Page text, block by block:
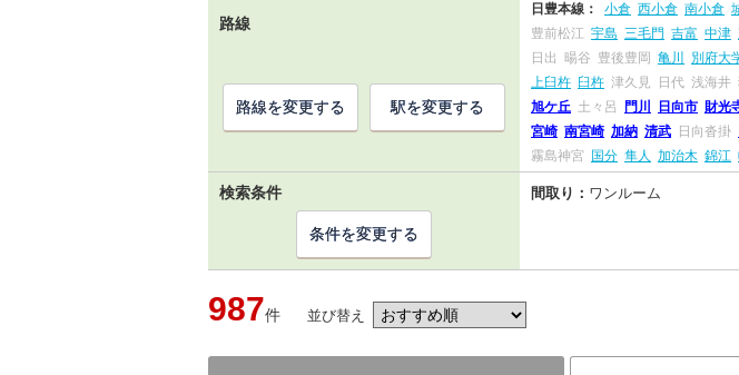
路線
日豊本線： 小倉 西小倉 南小倉
豊前松江 宇島 三毛門 吉富 中津
日出
暘谷 豊後豊岡 亀川 別府大
上臼杵 臼杵 津久見 日代 浅海井
旭ケ丘 土々呂 門川 日向市 財光
宮崎 南宮崎 加納 清武 日向沓掛
霧島神宮
国分 隼人 加治木 錦江
路線を変更する 駅を変更する
検索条件 間取り： ワンルーム
条件を変更する
987件 並び替え